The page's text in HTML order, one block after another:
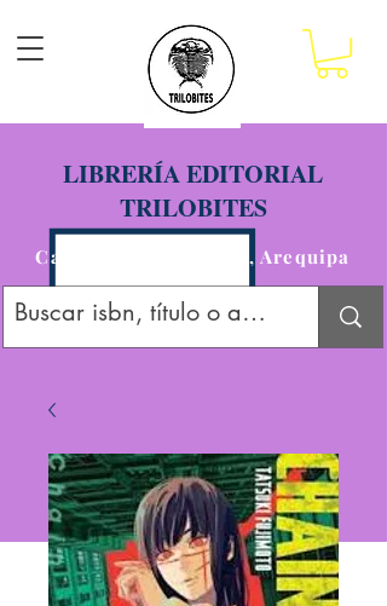
LIBRERÍA EDITORIAL
TRILOBITES
Calle San Agustín 201, Arequipa